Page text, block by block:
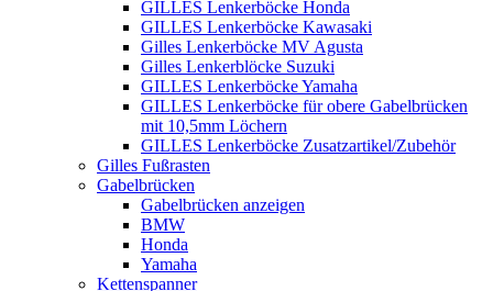
GILLES Lenkerböcke Honda
GILLES Lenkerböcke Kawasaki
Gilles Lenkerböcke MV Agusta
Gilles Lenkerblöcke Suzuki
GILLES Lenkerböcke Yamaha
GILLES Lenkerböcke für obere Gabelbrücken
mit 10,5mm Löchern
GILLES Lenkerböcke Zusatzartikel/Zubehör
Gilles Fußrasten
Gabelbrücken
Gabelbrücken anzeigen
BMW
Honda
Yamaha
Kettenspanner